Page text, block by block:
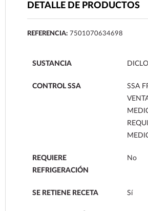
DETALLE DE PRODUCTOS
REFERENCIA: 7501070634698
SUSTANCIA
CONTROL SSA
SSA
REQUIERE
REFRIGERACIÓN
No
SE RETIENE RECETA Sí